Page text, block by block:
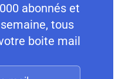
abonnés et
tous
boite mail